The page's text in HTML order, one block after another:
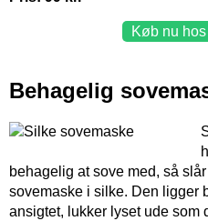
Køb nu
Behagelig
behagelig at sove med, så
sovemaske i silke. Den ligger
ansigtet, lukker lyset ude som